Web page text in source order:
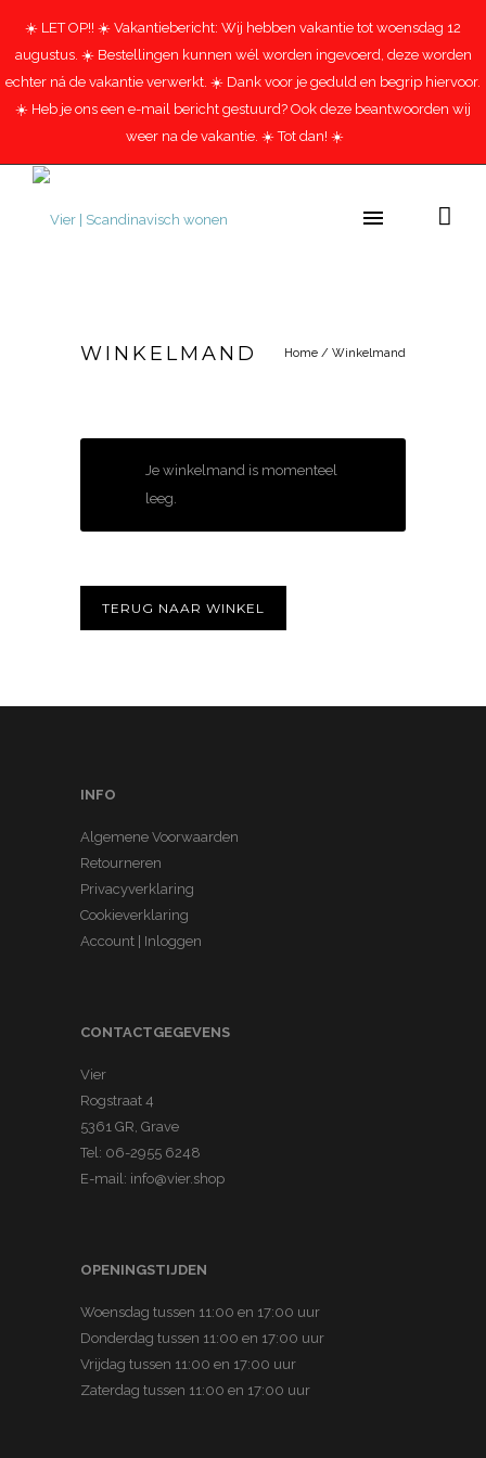
☀️ LET OP!! ☀️ Vakantiebericht: Wij hebben vakantie tot woensdag 12
augustus. ☀️ Bestellingen kunnen wél worden ingevoerd, deze worden
echter ná de vakantie verwerkt. ☀️ Dank voor je geduld en begrip hiervoor.
☀️ Heb je ons een e-mail bericht gestuurd? Ook deze beantwoorden wij
weer na de vakantie. ☀️ Tot dan! ☀️
WINKELMAND Home / Winkelmand
Je winkelmand is momenteel
leeg.
TERUG NAAR WINKEL
INFO
Algemene Voorwaarden
Retourneren
Privacyverklaring
Cookieverklaring
Account | Inloggen
CONTACTGEGEVENS
Vier
Rogstraat 4
5361 GR, Grave
Tel: 06-2955 6248
E-mail: info@vier.shop
OPENINGSTIJDEN
Woensdag tussen 11:00 en 17:00 uur
Donderdag tussen 11:00 en 17:00 uur
Vrijdag tussen 11:00 en 17:00 uur
Zaterdag tussen 11:00 en 17:00 uur